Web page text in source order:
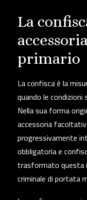
La
primario
La confisca è la
quando le
Nella sua forma
accessoria
progressivamente
obbligatoria e
trasformato questa
criminale di portata